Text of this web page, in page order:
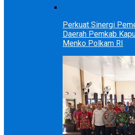
Perkuat Sinergi
Daerah Pemkab
Menko Polkam RI